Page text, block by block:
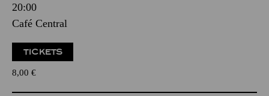
20:00
Café Central
TICKETS
8,00 €